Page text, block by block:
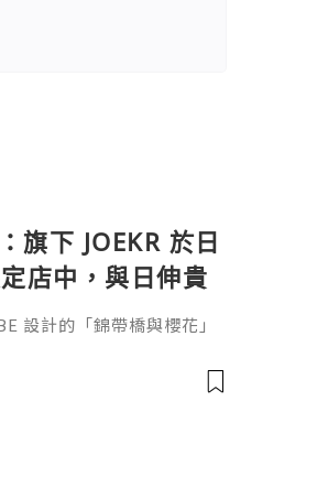
旗下 JOEKR 於日
店中，與日伸貴
設計的「錦帶橋與櫻花」
」，於 2026 年 5 月 13
三越本店舉行的「獺祭」